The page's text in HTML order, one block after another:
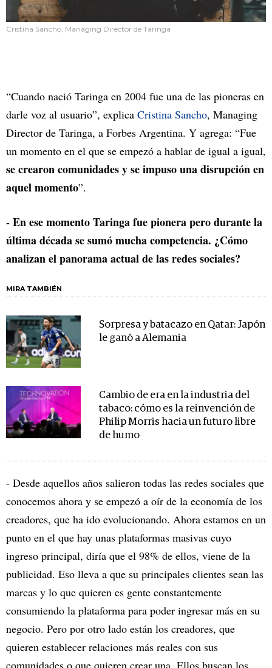
Cristina Sancho, Managing Director de Taringa
“Cuando nació Taringa en 2004 fue una de las pioneras en
darle voz al usuario”, explica Cristina Sancho, Managing
Director de Taringa, a Forbes Argentina. Y agrega: “Fue
un momento en el que se empezó a hablar de igual a igual,
se crearon comunidades y se impuso una disrupción en
aquel momento”.
- En ese momento Taringa fue pionera pero durante la
última década se sumó mucha competencia. ¿Cómo
analizan el panorama actual de las redes sociales?
MIRA TAMBIÉN
Sorpresa y batacazo en Qatar: Japón
le ganó a Alemania
Cambio de era en la industria del
tabaco: cómo es la reinvención de
Philip Morris hacia un futuro libre
de humo
- Desde aquellos años salieron todas las redes sociales que
conocemos ahora y se empezó a oír de la economía de los
creadores, que ha ido evolucionando. Ahora estamos en un
punto en el que hay unas plataformas masivas cuyo
ingreso principal, diría que el 98% de ellos, viene de la
publicidad. Eso lleva a que su principales clientes sean las
marcas y lo que quieren es gente constantemente
consumiendo la plataforma para poder ingresar más en su
negocio. Pero por otro lado están los creadores, que
quieren establecer relaciones más reales con sus
comunidades o que quieren crear una. Ellos buscan los